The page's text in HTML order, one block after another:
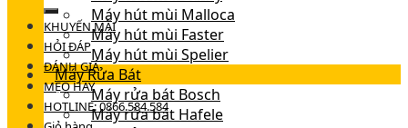
KHUYẾN MÃI
HỎI ĐÁP
ĐÁNH GIÁ
MẸO HAY
HOTLINE: 0866.584.584
Máy hút mùi Malloca
Máy hút mùi Faster
Máy hút mùi Spelier
Máy Rửa Bát
Máy rửa bát Bosch
Máy rửa bát Hafele